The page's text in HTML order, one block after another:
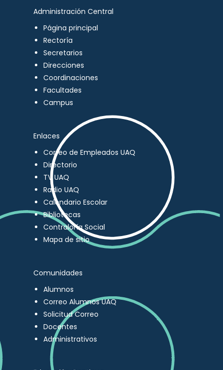
Administración Central
Página principal
Rectoría
Secretarios
Direcciones
Coordinaciones
Facultades
Campus
Enlaces
Correo de Empleados UAQ
Directorio
TV UAQ
Radio UAQ
Calendario Escolar
Bibliotecas
Contraloría Social
Mapa de sitio
Comunidades
Alumnos
Correo Alumnos UAQ
Solicitud Correo
Docentes
Administrativos